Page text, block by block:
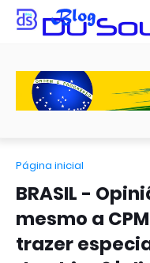
Página inicial
BRASIL -
mesmo a
trazer